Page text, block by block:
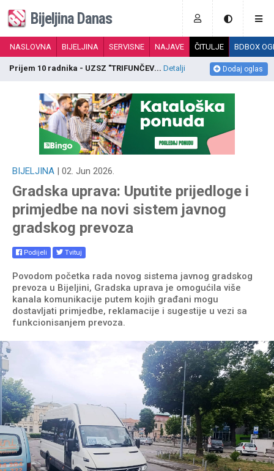
Bijeljina Danas
NASLOVNA BIJELJINA SERVISNE NAJAVE ČITULJE BDBOX
Dodaj oglas
Prijem 10 radnika - UZSZ "TRIFUNČEV... Detalji
BIJELJINA | 02. Jun 2026.
Gradska uprava: Uputite prijedloge i
primjedbe na novi sistem javnog
gradskog prevoza
Podijeli Tvituj
Povodom početka rada novog sistema javnog gradskog
prevoza u Bijeljini, Gradska uprava je omogućila više
kanala komunikacije putem kojih građani mogu
dostavljati primjedbe, reklamacije i sugestije u vezi sa
funkcionisanjem prevoza.